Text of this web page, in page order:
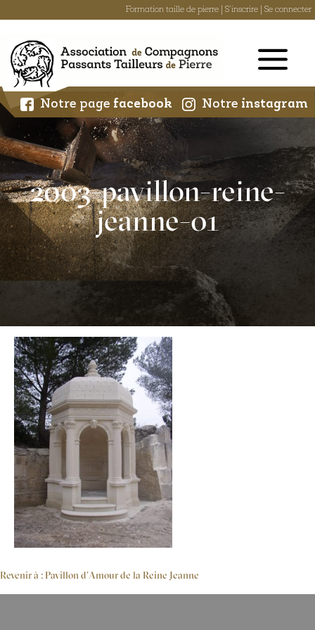
Formation taille de pierre S'inscrire Se connecter
content
Notre page facebook Notre instagram
2003-pavillon-reine-
jeanne-01
Revenir à : Pavillon d’Amour de la Reine Jeanne